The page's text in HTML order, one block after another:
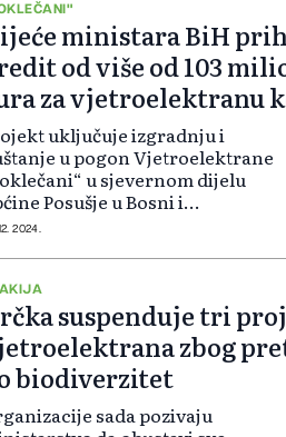
ministara BiH
od više od 103
za vjetroelektranu
uključuje izgradnju i
u pogon Vjetroelektrane
u sjevernom dijelu
Posušje u Bosni i
te priključenje na
projekta planirana je
20 vjetrotur...
2024.
suspenduje tri
zbog
biodiverzitet
sada pozivaju